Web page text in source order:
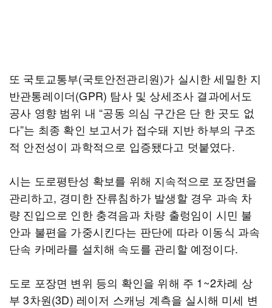
또 국토교통부(국토안전관리원)가 실시한 세밀한 지
반관통레이더(GPR) 탐사 및 상세조사 결과에서도
공사 영향 범위 내 “공동 의심 구간은 단 한 곳도 없
다”는 최종 확인 보고서가 접수돼 지반 하부의 구조
적 안전성이 과학적으로 입증됐다고 덧붙였다.
시는 도로평탄성 확보를 위해 지속적으로 포장면을
관리하고, 경미한 잔류침하가 발생할 경우 과속 차
량 진입으로 인한 충격음과 차량 출렁임이 시민 불
안과 불편을 가중시킨다는 판단에 따라 이동식 과속
단속 카메라를 설치해 속도를 관리할 예정이다.
도로 포장면 변위 등의 확인을 위해 주 1~2차례 상
부 3차원(3D) 레이저 스캐닝 계측을 실시해 미세 변